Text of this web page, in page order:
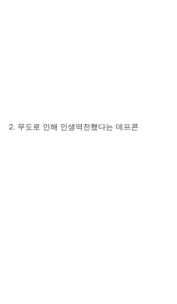
2. 무도로 인해 인생역전했다는 데프콘